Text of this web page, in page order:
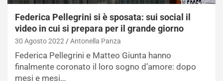
Federica Pellegrini si è sposata: sui social il
video in cui si prepara per il grande giorno
30 Agosto 2022 Antonella Panza
Federica Pellegrini e Matteo Giunta hanno
finalmente coronato il loro sogno d’amore: dopo
mesi e mesi…